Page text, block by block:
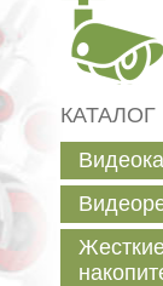
КАТАЛОГ